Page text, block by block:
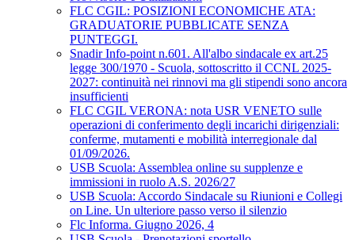
FLC CGIL: POSIZIONI ECONOMICHE ATA:
GRADUATORIE PUBBLICATE SENZA
PUNTEGGI.
Snadir Info-point n.601. All'albo sindacale ex art.25
legge 300/1970 - Scuola, sottoscritto il CCNL 2025-
2027: continuità nei rinnovi ma gli stipendi sono ancora
insufficienti
FLC CGIL VERONA: nota USR VENETO sulle
operazioni di conferimento degli incarichi dirigenziali:
conferme, mutamenti e mobilità interregionale dal
01/09/2026.
USB Scuola: Assemblea online su supplenze e
immissioni in ruolo A.S. 2026/27
USB Scuola: Accordo Sindacale su Riunioni e Collegi
on Line. Un ulteriore passo verso il silenzio
Flc Informa. Giugno 2026, 4